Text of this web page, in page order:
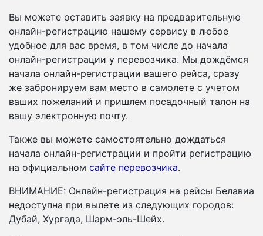
Вы можете оставить заявку на предварительную
онлайн-регистрацию нашему сервису в любое
удобное для вас время, в том числе до начала
онлайн-регистрации у перевозчика. Мы дождёмся
начала онлайн-регистрации вашего рейса, сразу
же забронируем вам место в самолете с учетом
ваших пожеланий и пришлем посадочный талон на
вашу электронную почту.
Также вы можете самостоятельно дождаться
начала онлайн-регистрации и пройти регистрацию
на официальном сайте перевозчика.
ВНИМАНИЕ: Онлайн-регистрация на рейсы Белавиа
недоступна при вылете из следующих городов:
Дубай, Хургада, Шарм-эль-Шейх.